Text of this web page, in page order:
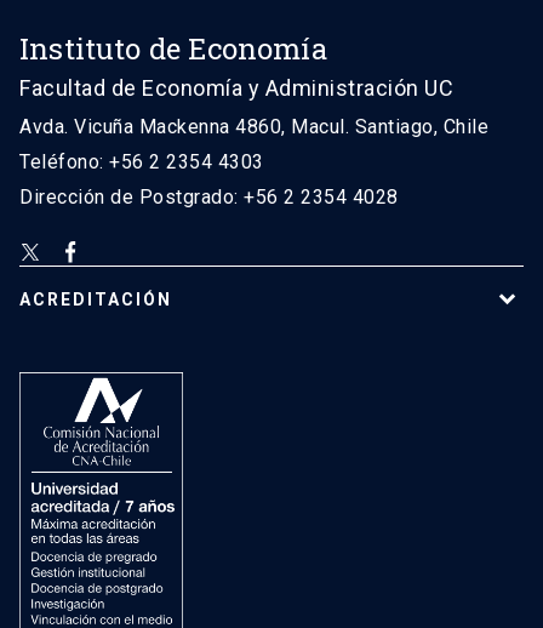
Instituto de Economía
Facultad de Economía y Administración UC
Avda. Vicuña Mackenna 4860, Macul. Santiago, Chile
Teléfono: +56 2 2354 4303
Dirección de Postgrado: +56 2 2354 4028
ACREDITACIÓN